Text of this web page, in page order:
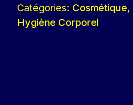
Catégories: Cosmétique,
Hygiène Corporel